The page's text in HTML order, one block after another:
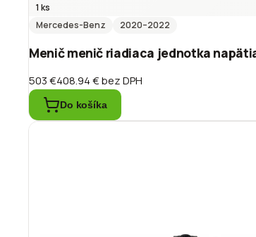
1 ks
Mercedes-Benz
2020–2022
Menič menič riadiaca jednotka
503 €408.94 €bez DPH
Do košíka